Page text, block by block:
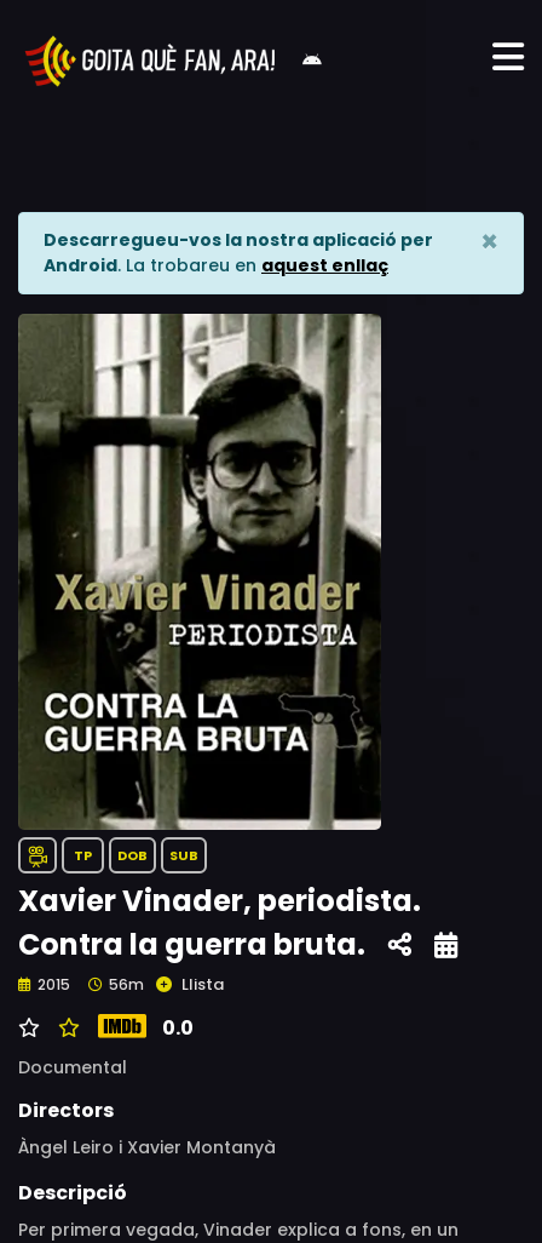
Descarregueu-vos la nostra aplicació per
Android. La trobareu en aquest enllaç
×
TP DOB SUB
Xavier Vinader, periodista.
Contra la guerra bruta.
2015 56m Llista
0.0
Documental
Directors
Àngel Leiro i Xavier Montanyà
Descripció
Per primera vegada, Vinader explica a fons, en un